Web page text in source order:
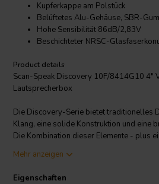
Kupferkappe am Polstück
Belüftetes Alu-Gehäuse, SBR-
Hohe Sensibilität 86dB/2,83V
Beschichteter NRSC-
Product details
Scan-Speak Discovery 10F/8414G10 4"
Lautsprecherbox
Die Discovery-Serie bietet traditionelles
Klang, eine solide Konstruktion und eine
Die Kombination dieser Elemente - plus
maßgeschneiderte Scan-Speak-Lösung
Mehr anzeigen
Eigenschaften